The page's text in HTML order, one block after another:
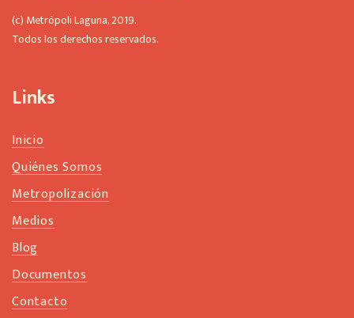
(c) Metrópoli Laguna, 2019.
Todos los derechos reservados.
Links
Inicio
Quiénes Somos
Metropolización
Medios
Blog
Documentos
Contacto